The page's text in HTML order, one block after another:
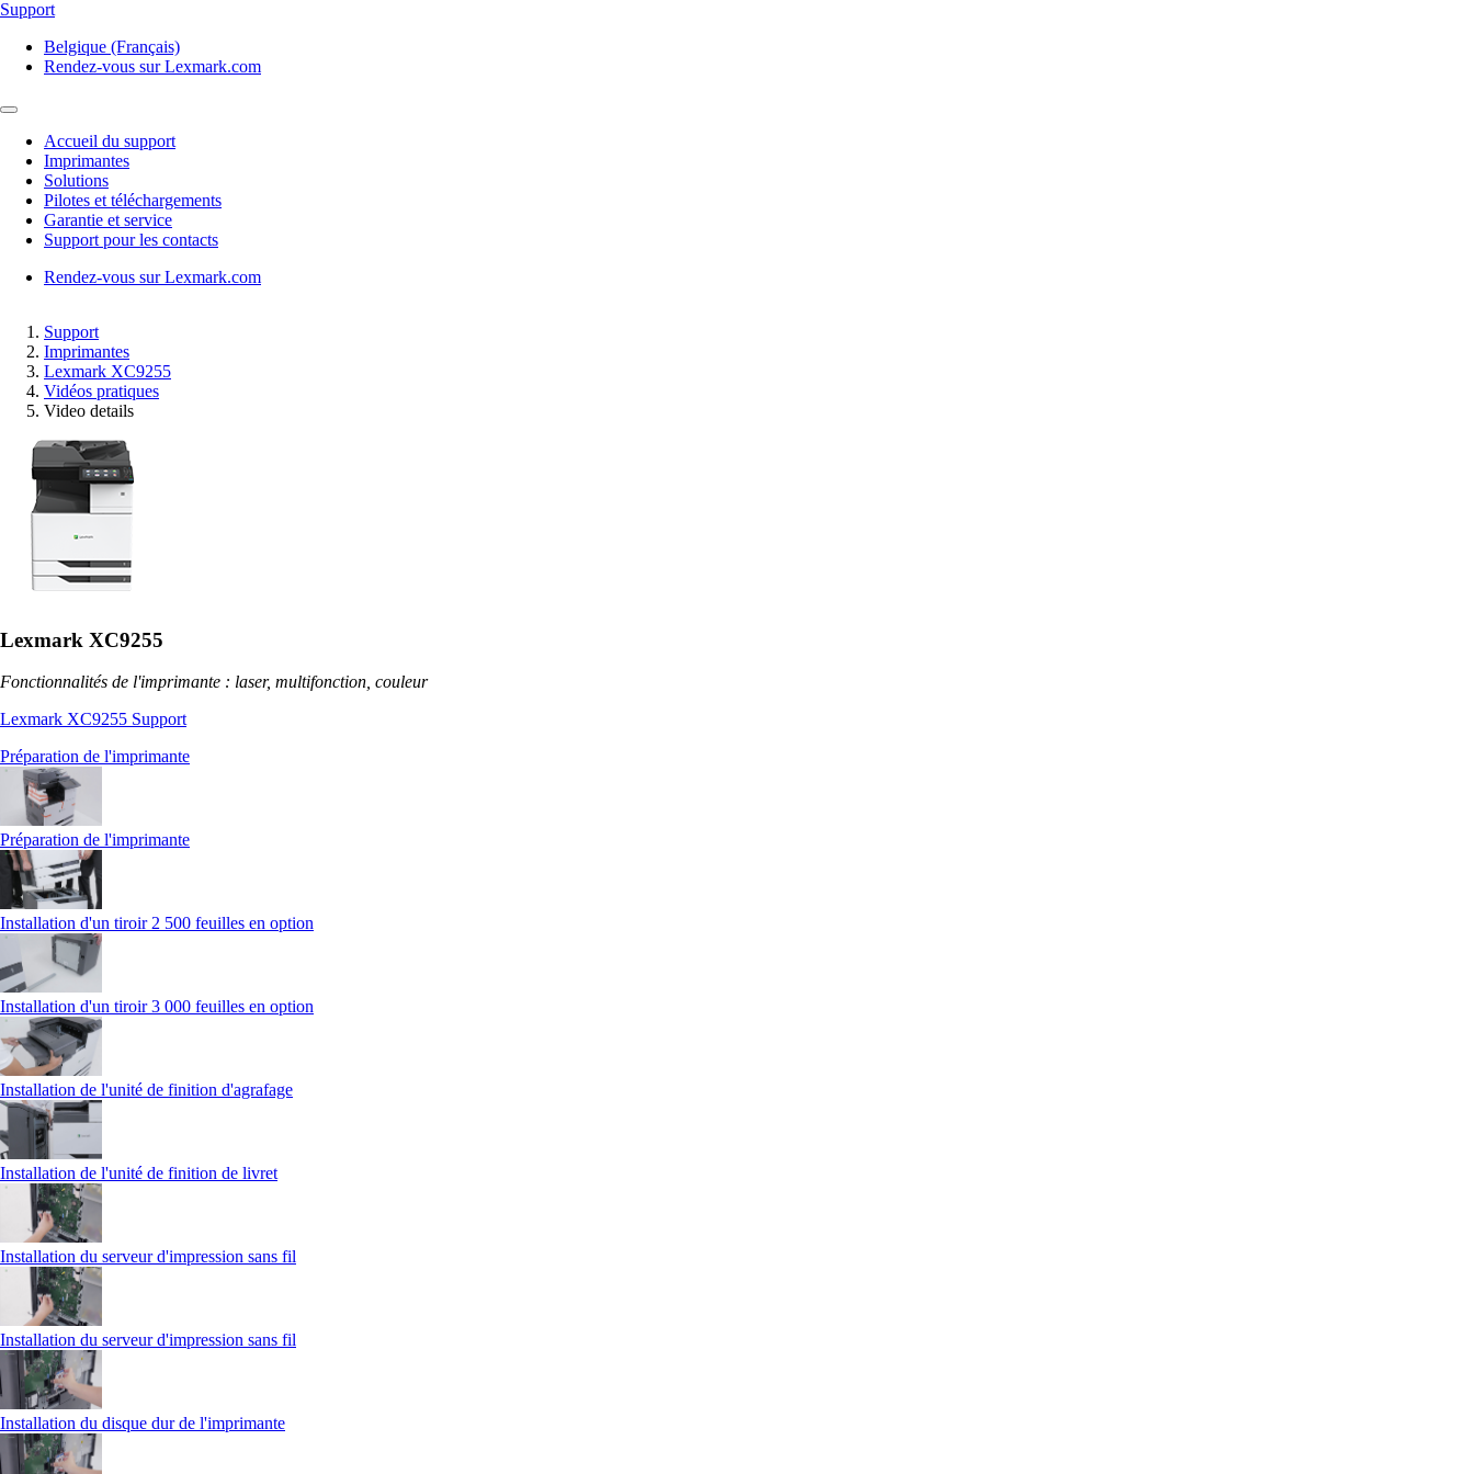
Support
Belgique (Français)
Rendez-vous sur Lexmark.com
Accueil du support
Imprimantes
Solutions
Pilotes et téléchargements
Garantie et service
Support pour les contacts
Rendez-vous sur Lexmark.com
Support
Imprimantes
Lexmark XC9255
Vidéos pratiques
Video details
Lexmark XC9255
Fonctionnalités de l'imprimante : laser, multifonction, couleur
Lexmark XC9255 Support
Préparation de l'imprimante
Préparation de l'imprimante
Installation d'un tiroir 2 500 feuilles en option
Installation d'un tiroir 3 000 feuilles en option
Installation de l'unité de finition d'agrafage
Installation de l'unité de finition de livret
Installation du serveur d'impression sans fil
Installation du serveur d'impression sans fil
Installation du disque dur de l'imprimante